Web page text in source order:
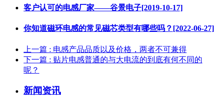
客户认可的电感厂家——谷景电子[2019-10-17]
你知道磁环电感的常见磁芯类型有哪些吗？[2022-06-27]
上一篇 : 电感产品品质以及价格，两者不可兼得
下一篇 : 贴片电感普通的与大电流的到底有何不同的
呢？
新闻资讯